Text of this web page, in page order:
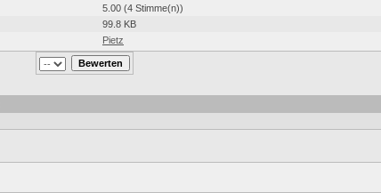
5.00 (4 Stimme(n))
99.8 KB
Pietz